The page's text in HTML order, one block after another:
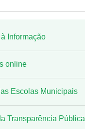
Informação
online
Escolas Municipais
Transparência Pública